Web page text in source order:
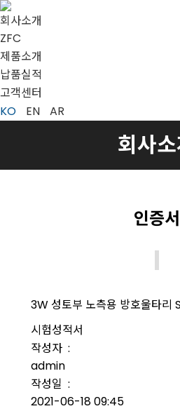
회사소개
ZFC
제품소개
납품실적
고객센터
KO
EN AR
회사소
인증서
3W 성토부 노측용 방호울타리
시험성적서
작성자 :
admin
작성일 :
2021-06-18 09:45